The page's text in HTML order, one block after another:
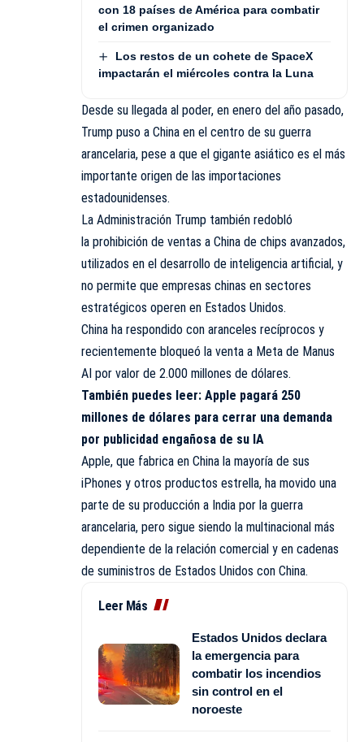
con 18 países de América para combatir
el crimen organizado
Los restos de un cohete de SpaceX
impactarán el miércoles contra la Luna
Desde su llegada al poder, en enero del año pasado,
Trump puso a China en el centro de su guerra
arancelaria, pese a que el gigante asiático es el más
importante origen de las importaciones
estadounidenses.
La Administración Trump también redobló
la prohibición de ventas a China de chips avanzados,
utilizados en el desarrollo de inteligencia artificial, y
no permite que empresas chinas en sectores
estratégicos operen en Estados Unidos.
China ha respondido con aranceles recíprocos y
recientemente bloqueó la venta a Meta de Manus
AI por valor de 2.000 millones de dólares.
También puedes leer: Apple pagará 250
millones de dólares para cerrar una demanda
por publicidad engañosa de su IA
Apple, que fabrica en China la mayoría de sus
iPhones y otros productos estrella, ha movido una
parte de su producción a India por la guerra
arancelaria, pero sigue siendo la multinacional más
dependiente de la relación comercial y en cadenas
de suministros de Estados Unidos con China.
Leer Más
Estados Unidos declara
la emergencia para
combatir los incendios
sin control en el
noroeste